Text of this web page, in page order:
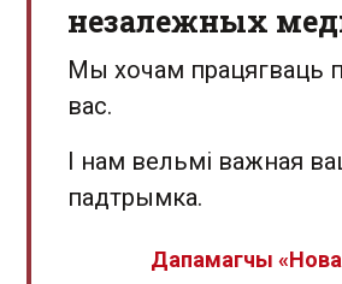
незалежных
Мы хочам працягваць
вас.
І нам вельмі важная
падтрымка.
Дапамагчы